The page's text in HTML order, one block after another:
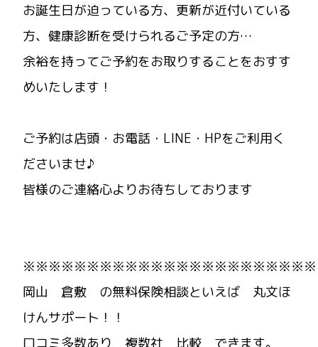
お誕生日が迫っている方、更新が近付いている
方、健康診断を受けられるご予定の方…
余裕を持ってご予約をお取りすることをおすす
めいたします！
ご予約は店頭・お電話・LINE・HPをご利用く
ださいませ♪
皆様のご連絡心よりお待ちしております
岡山 倉敷 の無料保険相談といえば 丸文ほ
けんサポート！！
口コミ多数あり 複数社 比較 できます。